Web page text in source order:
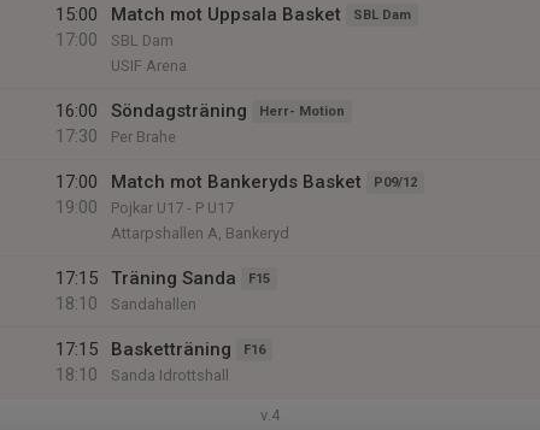
15:00
17:00
Match mot Uppsala Basket SBL Dam
SBL Dam
USIF Arena
16:00
17:30
Söndagsträning Herr- Motion
Per Brahe
17:00
19:00
Match mot Bankeryds Basket P09/12
Pojkar U17 - P U17
Attarpshallen A, Bankeryd
17:15
18:10
Träning Sanda F15
Sandahallen
17:15
18:10
Basketträning F16
Sanda Idrottshall
v.4